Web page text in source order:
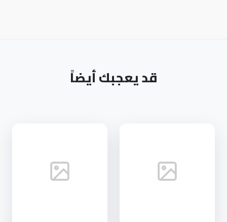
قد يعجبك أيضاً